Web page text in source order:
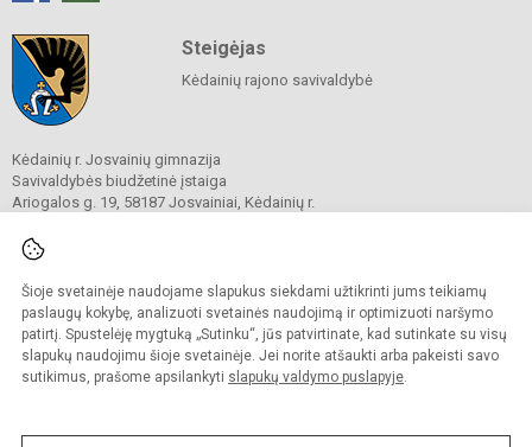
Šioje svetainėje naudojame slapukus siekdami užtikrinti jums teikiamų
paslaugų kokybę, analizuoti svetainės naudojimą ir optimizuoti naršymo
patirtį. Spustelėję mygtuką „Sutinku“, jūs patvirtinate, kad sutinkate su visų
slapukų naudojimu šioje svetainėje. Jei norite atšaukti arba pakeisti savo
sutikimus, prašome apsilankyti slapukų valdymo puslapyje.
Steigėjas
Kėdainių rajono savivaldybė
Kėdainių r. Josvainių gimnazija
Savivaldybės biudžetinė įstaiga
Ariogalos g. 19, 58187 Josvainiai, Kėdainių r.
El. p.
Duomenys kaupiami ir saugomi
Juridinių asmenų registre
Įmonės kodas 191018728
Kopijuoti turinį be raštiško gimnazijos sutikimo griežtai draudžiama.